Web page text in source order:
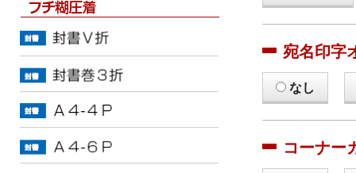
宛名印字
なし
コーナー